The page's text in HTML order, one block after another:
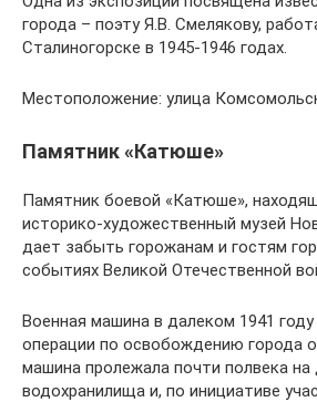
города – поэту Я.В. Смелякову,
Сталиногорске в 1945-1946 годах.
Местоположение: улица
Памятник «Катюше»
Памятник боевой «Катюше»,
историко-художественный музей
дает забыть горожанам и гостям
событиях Великой Отечественной
Военная машина в далеком 1941 году
операции по освобождению города
машина пролежала почти полвека
водохранилища и, по инициативе